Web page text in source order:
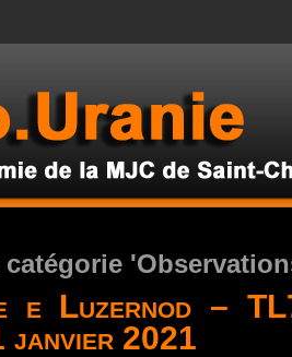
e Luzernod –
janvier 2021